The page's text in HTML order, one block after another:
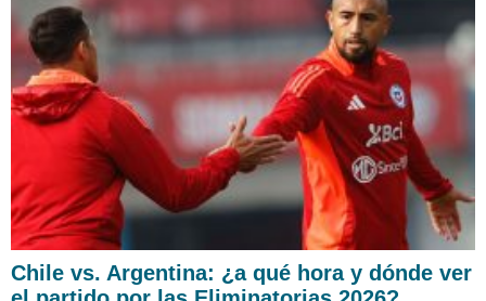
Chile vs. Argentina: ¿a qué hora y dónde ver